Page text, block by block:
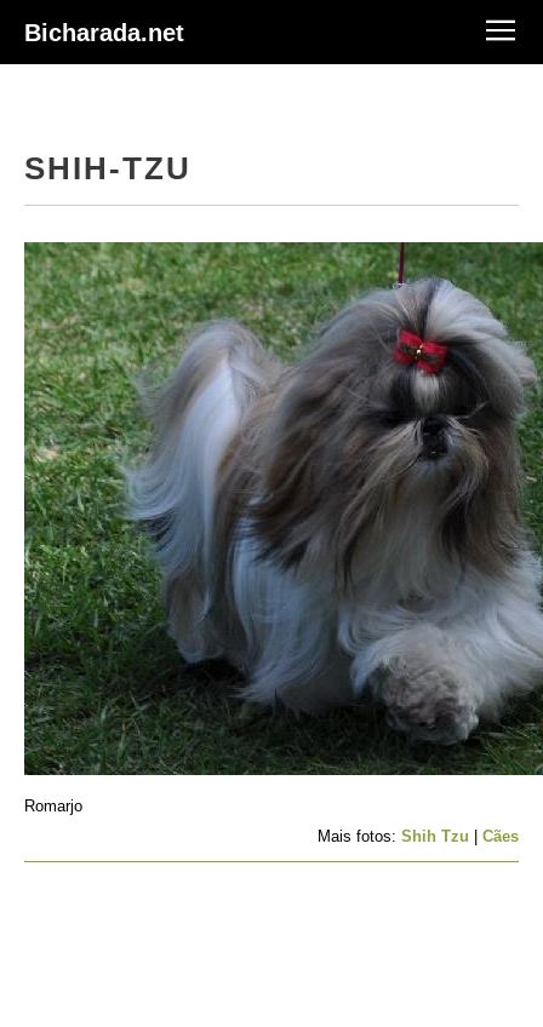
Bicharada.net
SHIH-TZU
Romarjo
Mais fotos: Shih Tzu Cães